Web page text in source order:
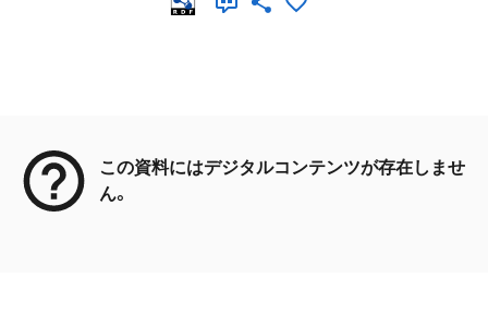
この資料にはデジタルコンテンツが存在しませ
ん。